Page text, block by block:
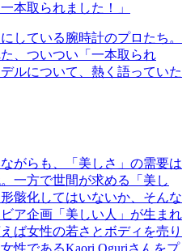
本取られました！」
している腕時計のプロたち。
、ついつい「一本取られ
ルについて、熱く語っていた
がらも、「美しさ」の需要は
一方で世間が求める「美し
骸化してはいないか、そんな
ア企画「美しい人」が生まれ
ば女性の若さとボディを売り